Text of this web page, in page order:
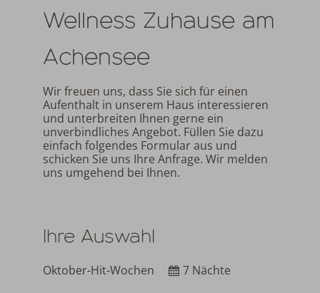
Wellness Zuhause am
Achensee
Wir freuen uns, dass Sie sich für einen
Aufenthalt in unserem Haus interessieren
und unterbreiten Ihnen gerne ein
unverbindliches Angebot. Füllen Sie dazu
einfach folgendes Formular aus und
schicken Sie uns Ihre Anfrage. Wir melden
uns umgehend bei Ihnen.
Ihre Auswahl
Oktober-Hit-Wochen 7 Nächte